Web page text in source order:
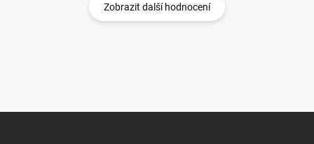
Zobrazit další hodnocení